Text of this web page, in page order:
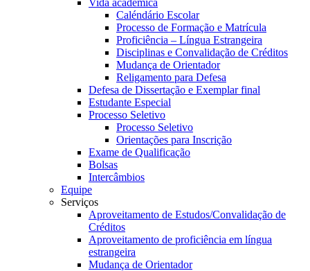
Vida acadêmica
Caléndário Escolar
Processo de Formação e Matrícula
Proficiência – Língua Estrangeira
Disciplinas e Convalidação de Créditos
Mudança de Orientador
Religamento para Defesa
Defesa de Dissertação e Exemplar final
Estudante Especial
Processo Seletivo
Processo Seletivo
Orientações para Inscrição
Exame de Qualificação
Bolsas
Intercâmbios
Equipe
Serviços
Aproveitamento de Estudos/Convalidação de
Créditos
Aproveitamento de proficiência em língua
estrangeira
Mudança de Orientador